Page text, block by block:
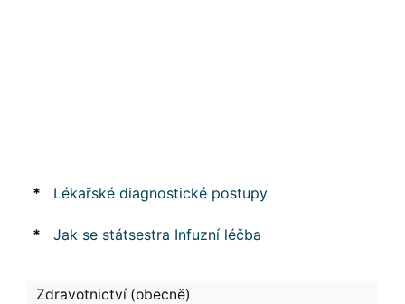
* Lékařské diagnostické postupy
* Jak se státsestra Infuzní léčba
Zdravotnictví (obecně)